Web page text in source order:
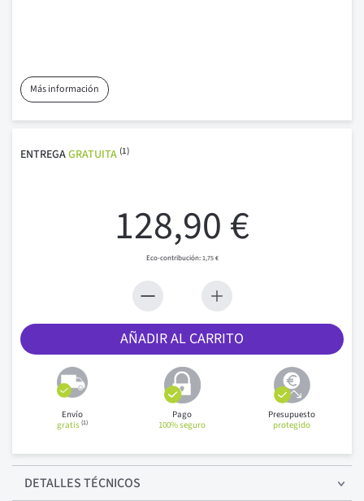
Más información
ENTREGAGRATUITA (1)
128,90 €
1,75 €
AÑADIR AL CARRITO
Envío
gratis(1)
Pago
100% seguro
Presupuesto
protegido
DETALLESTÉCNICOS